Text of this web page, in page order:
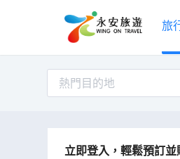
旅
熱門目的地
立即登入，輕鬆預訂